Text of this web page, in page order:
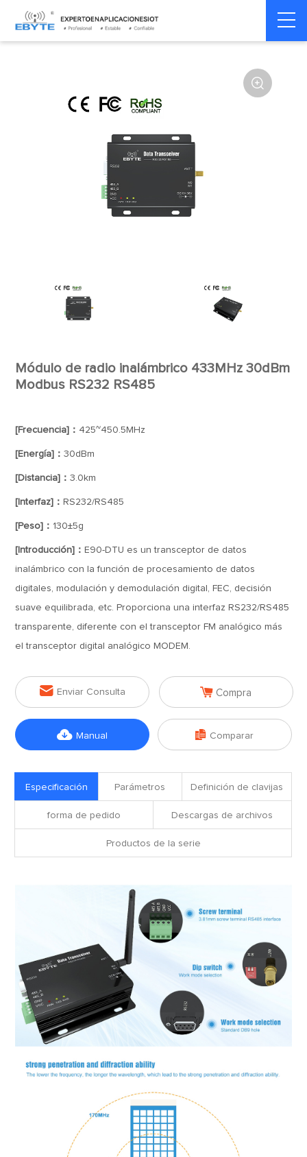
Home > Módem >
inalámbrico

Módulo de radio inalámbrico 433MHz 30dBm
Modbus RS232 RS485
[Frecuencia]： 425~450.5MHz
[Energía]：30dBm
[Distancia]：3.0km
[Interfaz]： RS232/RS485
[Peso]： 130±5g
[Introducción]： E90-DTU es un transceptor de datos
inalámbrico con la función de procesamiento de datos
digitales, modulación y demodulación digital, FEC, decisión
suave equilibrada, etc. Proporciona una interfaz RS232/RS485
transparente, diferente con el transceptor FM analógico más
el transceptor digital analógico MODEM.
 Enviar Consulta  Compra
 Manual  Comparar
Especificación Parámetros Definición de clavijas
forma de pedido Descargas de archivos
Productos de la serie